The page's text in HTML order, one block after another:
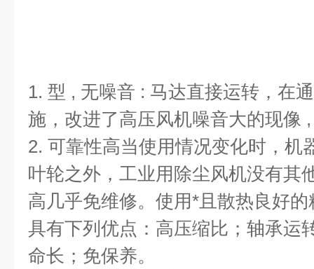
1. 型 , 无噪音 : 马达直接运转，在
施，改进了高压风机噪音大的现像
2. 可靠性高当使用情况变化时，机
叶轮之外，工业用除尘风机没有其
高几乎免维修。使用*且散热良好
具有下列优点：高压缩比；轴承运
命长；免保养。